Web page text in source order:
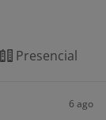
Presencial
6 ago